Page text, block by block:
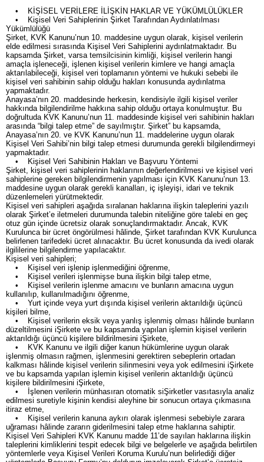
• KİŞİSEL VERİLERE İLİŞKİN HAKLAR VE YÜKÜMLÜLÜKLER
• Kişisel Veri Sahiplerinin Şirket Tarafından Aydınlatılması
Yükümlülüğü
Şirket, KVK Kanunu’nun 10. maddesine uygun olarak, kişisel verilerin
elde edilmesi sırasında Kişisel Veri Sahiplerini aydınlatmaktadır. Bu
kapsamda Şirket, varsa temsilcisinin kimliği, kişisel verilerin hangi
amaçla işleneceği, işlenen kişisel verilerin kimlere ve hangi amaçla
aktarılabileceği, kişisel veri toplamanın yöntemi ve hukuki sebebi ile
kişisel veri sahibinin sahip olduğu hakları konusunda aydınlatma
yapmaktadır.
Anayasa’nın 20. maddesinde herkesin, kendisiyle ilgili kişisel veriler
hakkında bilgilendirilme hakkına sahip olduğu ortaya konulmuştur. Bu
doğrultuda KVK Kanunu’nun 11. maddesinde kişisel veri sahibinin hakları
arasında “bilgi talep etme” de sayılmıştır. Şirket” bu kapsamda,
Anayasa’nın 20. ve KVK Kanunu’nun 11. maddelerine uygun olarak
Kişisel Veri Sahibi’nin bilgi talep etmesi durumunda gerekli bilgilendirmeyi
yapmaktadır.
• Kişisel Veri Sahibinin Hakları ve Başvuru Yöntemi
Şirket, kişisel veri sahiplerinin haklarının değerlendirilmesi ve kişisel veri
sahiplerine gereken bilgilendirmenin yapılması için KVK Kanunu’nun 13.
maddesine uygun olarak gerekli kanalları, iç işleyişi, idari ve teknik
düzenlemeleri yürütmektedir.
Kişisel veri sahipleri aşağıda sıralanan haklarına ilişkin taleplerini yazılı
olarak Şirket’e iletmeleri durumunda talebin niteliğine göre talebi en geç
otuz gün içinde ücretsiz olarak sonuçlandırmaktadır. Ancak, KVK
Kurulunca bir ücret öngörülmesi hâlinde, Şirket tarafından KVK Kurulunca
belirlenen tarifedeki ücret alınacaktır. Bu ücret konusunda da ivedi olarak
ilgililerine bilgilendirme yapılacaktır.
Kişisel veri sahipleri;
• Kişisel veri işlenip işlenmediğini öğrenme,
• Kişisel verileri işlenmişse buna ilişkin bilgi talep etme,
• Kişisel verilerin işlenme amacını ve bunların amacına uygun
kullanılıp, kullanılmadığını öğrenme,
• Yurt içinde veya yurt dışında kişisel verilerin aktarıldığı üçüncü
kişileri bilme,
• Kişisel verilerin eksik veya yanlış işlenmiş olması hâlinde bunların
düzeltilmesini iŞirkete ve bu kapsamda yapılan işlemin kişisel verilerin
aktarıldığı üçüncü kişilere bildirilmesini iŞirkete,
• KVK Kanunu ve ilgili diğer kanun hükümlerine uygun olarak
işlenmiş olmasın rağmen, işlenmesini gerektiren sebeplerin ortadan
kalkması hâlinde kişisel verilerin silinmesini veya yok edilmesini iŞirkete
ve bu kapsamda yapılan işlemin kişisel verilerin aktarıldığı üçüncü
kişilere bildirilmesini iŞirkete,
• İşlenen verilerin münhasıran otomatik siŞirketler vasıtasıyla analiz
edilmesi suretiyle kişinin kendisi aleyhine bir sonucun ortaya çıkmasına
itiraz etme,
• Kişisel verilerin kanuna aykırı olarak işlenmesi sebebiyle zarara
uğraması hâlinde zararın giderilmesini talep etme haklarına sahiptir.
Kişisel Veri Sahipleri KVK Kanunu madde 11’de sayılan haklarına ilişkin
taleplerini kimliklerini tespit edecek bilgi ve belgelerle ve aşağıda belirtilen
yöntemlerle veya Kişisel Verileri Koruma Kurulu’nun belirlediği diğer